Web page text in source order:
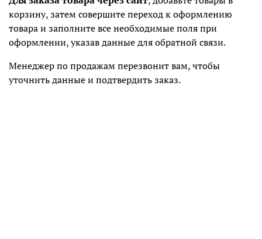
корзину, затем совершите переход к оформлению
товара и заполните все необходимые поля при
оформлении, указав данные для обратной связи.
Менеджер по продажам перезвонит вам, чтобы
уточнить данные и подтвердить заказ.